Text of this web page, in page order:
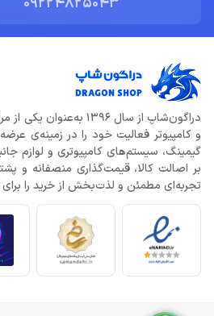
دراگون‌شاپ از سال 1396
و کامپیوتر فعالیت خود را در زمینه‌ی
گیمینگ، سیستم‌های کامپیوتری و لوازم
بر اصالت کالا، قیمت‌گذاری منصفانه و
تجربه‌ای مطمئن و لذت‌بخش از خرید را برای